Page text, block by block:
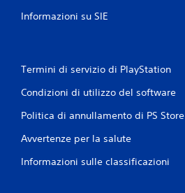
Informazioni su SIE
Termini di servizio di PlayStation
Condizioni di utilizzo del software
Politica di annullamento di PS Store
Avvertenze per la salute
Informazioni sulle classificazioni